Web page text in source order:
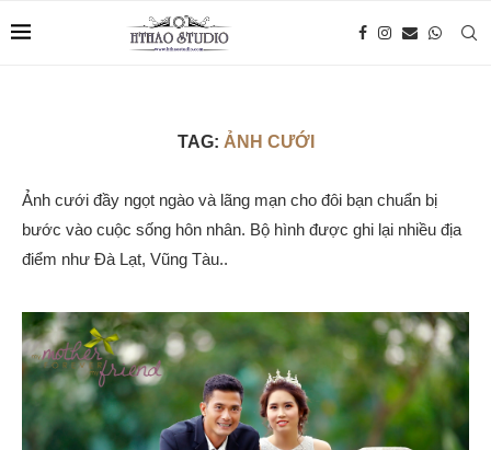
TAG: ẢNH CƯỚI
Ảnh cưới đầy ngọt ngào và lãng mạn cho đôi bạn chuẩn bị
bước vào cuộc sống hôn nhân. Bộ hình được ghi lại nhiều địa
điểm như Đà Lạt, Vũng Tàu..